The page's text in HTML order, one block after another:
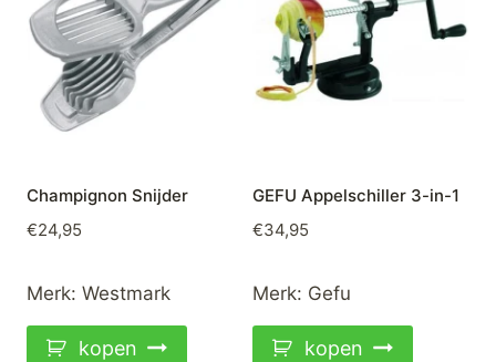
Champignon Snijder
€24,95
Merk: Westmark
kopen
GEFU Appelschiller 3-in-1
€34,95
Merk: Gefu
kopen